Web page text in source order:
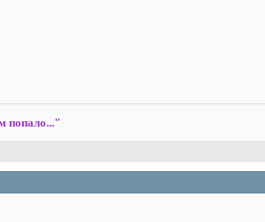
попало..."